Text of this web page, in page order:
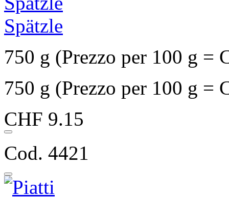
Spätzle
750 g (Prezzo per 100 g =
750 g (Prezzo per 100 g =
CHF 9.15
Cod. 4421